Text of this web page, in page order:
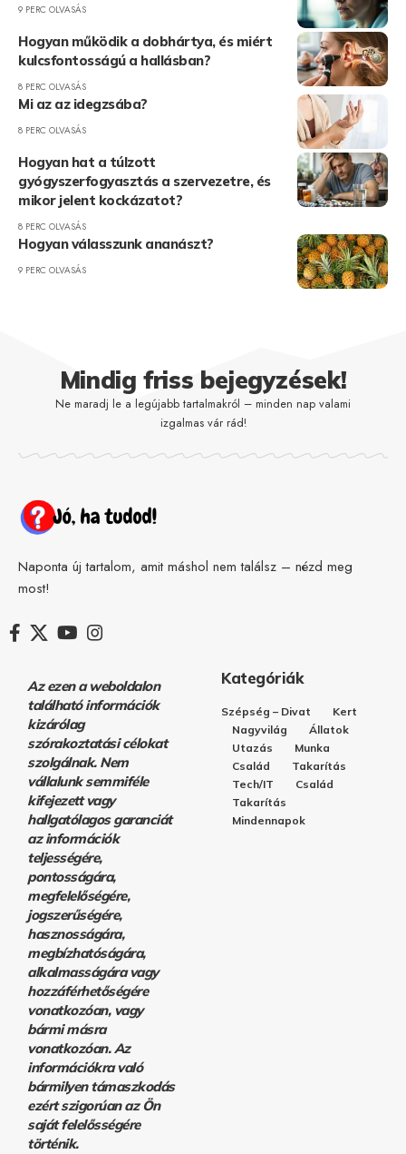
9 PERC OLVASÁS
Hogyan működik a dobhártya, és miért
kulcsfontosságú a hallásban?
8 PERC OLVASÁS
Mi az az idegzsába?
8 PERC OLVASÁS
Hogyan hat a túlzott
gyógyszerfogyasztás a szervezetre, és
mikor jelent kockázatot?
8 PERC OLVASÁS
Hogyan válasszunk ananászt?
9 PERC OLVASÁS
Mindig friss bejegyzések!
Ne maradj le a legújabb tartalmakról – minden nap valami
izgalmas vár rád!
Naponta új tartalom, amit máshol nem találsz – nézd meg
most!
Az ezen a weboldalon
található információk
kizárólag
szórakoztatási célokat
szolgálnak. Nem
vállalunk semmiféle
kifejezett vagy
hallgatólagos garanciát
az információk
teljességére,
pontosságára,
megfelelőségére,
jogszerűségére,
hasznosságára,
megbízhatóságára,
alkalmasságára vagy
hozzáférhetőségére
vonatkozóan, vagy
bármi másra
vonatkozóan. Az
információkra való
bármilyen támaszkodás
ezért szigorúan az Ön
saját felelősségére
történik.
Kategóriák
Szépség – Divat
Kert
Nagyvilág
Állatok
Utazás
Munka
Család
Takarítás
Tech/IT
Család
Takarítás
Mindennapok